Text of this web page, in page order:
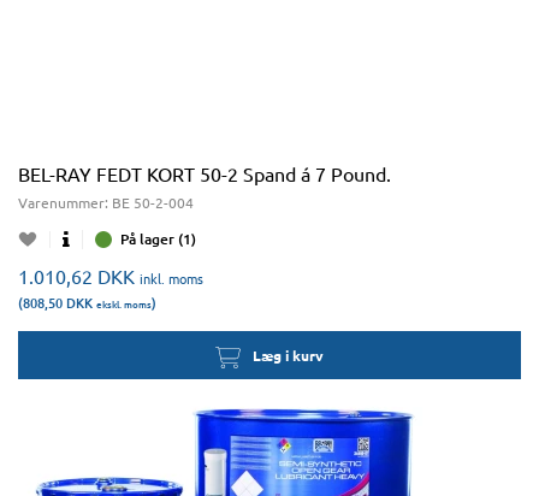
BEL-RAY FEDT KORT 50-2 Spand á 7 Pound.
Varenummer: BE 50-2-004
På lager (1)
1.010,62 DKK inkl. moms
(808,50 DKK ekskl. moms)
Læg i kurv